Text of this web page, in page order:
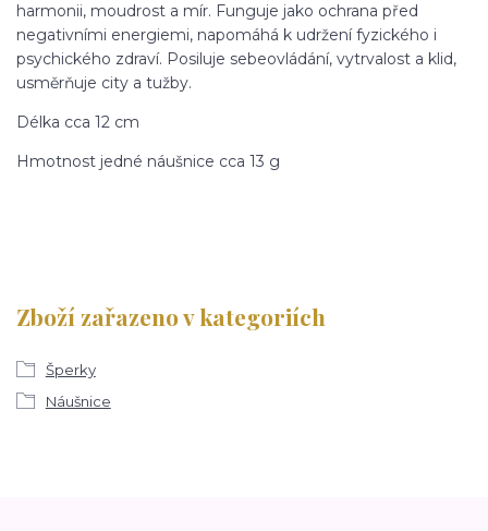
harmonii, moudrost a mír. Funguje jako ochrana před
negativními energiemi, napomáhá k udržení fyzického i
psychického zdraví. Posiluje sebeovládání, vytrvalost a klid,
usměrňuje city a tužby.
Délka cca 12 cm
Hmotnost jedné náušnice cca 13 g
Zboží zařazeno v kategoriích
Šperky
Náušnice